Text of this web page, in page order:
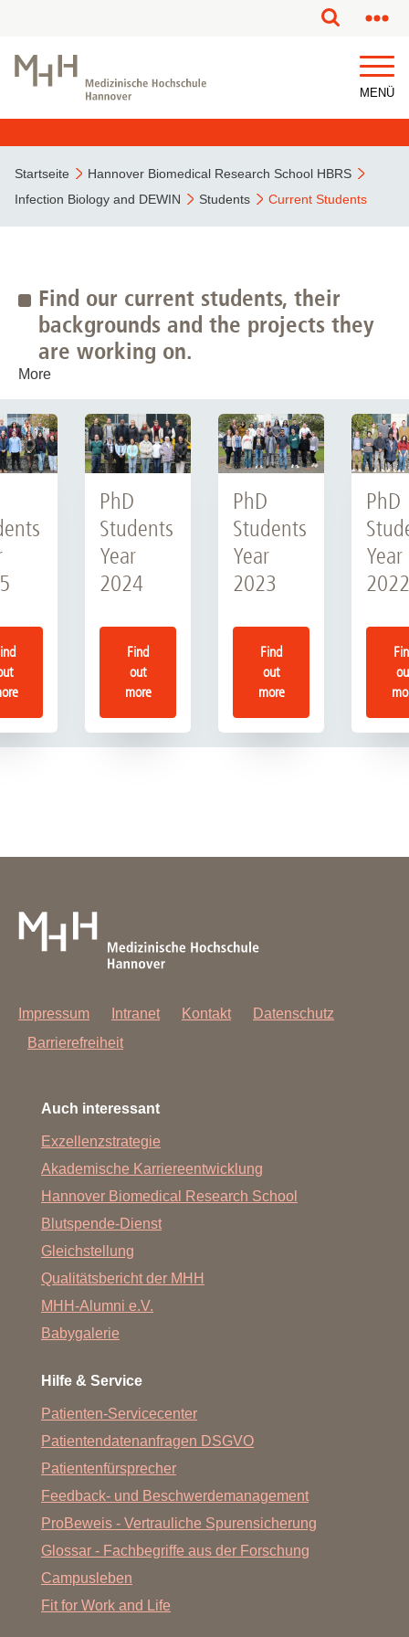
MENÜ
Startseite
Hannover Biomedical Research School HBRS
Infection Biology and DEWIN
Students Current Students
Find our current students, their
backgrounds and the projects they
are working on.
More
PhD
Students
Year
2024
Find
out
more
PhD
Students
Year
2023
Find
out
more
PhD
Year
2022
Impressum Intranet Kontakt
Datenschutz
Barrierefreiheit
Auch interessant
Exzellenzstrategie
Akademische Karriereentwicklung
Hannover Biomedical Research School
Blutspende-Dienst
Gleichstellung
Qualitätsbericht der MHH
MHH-Alumni e.V.
Babygalerie
Hilfe & Service
Patienten-Servicecenter
Patientendatenanfragen DSGVO
Patientenfürsprecher
Feedback- und Beschwerdemanagement
ProBeweis - Vertrauliche Spurensicherung
Glossar - Fachbegriffe aus der Forschung
Campusleben
Fit for Work and Life